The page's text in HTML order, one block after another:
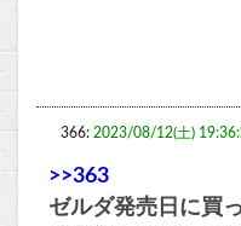
366: 2023/08/12(土)
>>363
ゼルダ発売日に買